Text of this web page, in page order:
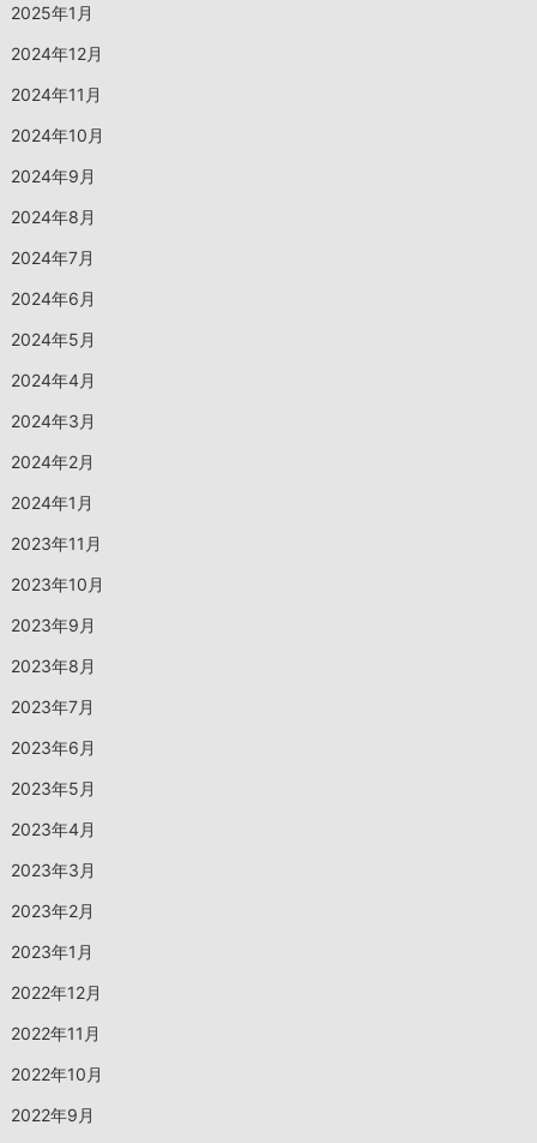
2025年1月
2024年12月
2024年11月
2024年10月
2024年9月
2024年8月
2024年7月
2024年6月
2024年5月
2024年4月
2024年3月
2024年2月
2024年1月
2023年11月
2023年10月
2023年9月
2023年8月
2023年7月
2023年6月
2023年5月
2023年4月
2023年3月
2023年2月
2023年1月
2022年12月
2022年11月
2022年10月
2022年9月